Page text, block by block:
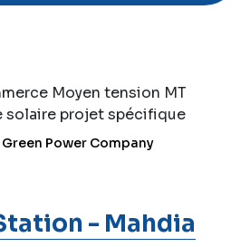
Green Power Company
- Mahdia